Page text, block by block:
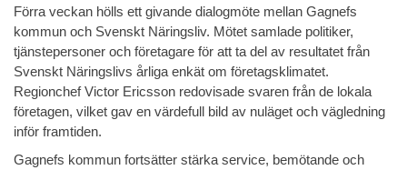
Förra veckan hölls ett givande dialogmöte mellan Gagnefs
kommun och Svenskt Näringsliv. Mötet samlade politiker,
tjänstepersoner och företagare för att ta del av resultatet från
Svenskt Näringslivs årliga enkät om företagsklimatet.
Regionchef Victor Ericsson redovisade svaren från de lokala
företagen, vilket gav en värdefull bild av nuläget och vägledning
inför framtiden.
Gagnefs kommun fortsätter stärka service, bemötande och